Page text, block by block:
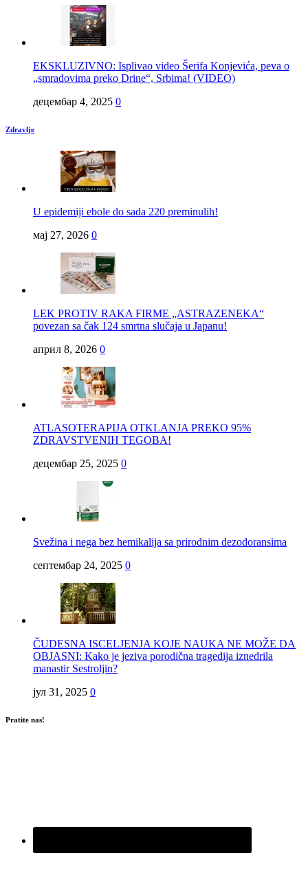
EKSKLUZIVNO: Isplivao video Šerifa Konjevića, peva o
„smradovima preko Drine“, Srbima! (VIDEO)
децембар 4, 2025 0
Zdravlje
U epidemiji ebole do sada 220 preminulih!
мај 27, 2026 0
LEK PROTIV RAKA FIRME „ASTRAZENEKA“
povezan sa čak 124 smrtna slučaja u Japanu!
април 8, 2026 0
ATLASOTERAPIJA OTKLANJA PREKO 95%
ZDRAVSTVENIH TEGOBA!
децембар 25, 2025 0
Svežina i nega bez hemikalija sa prirodnim dezodoransima
септембар 24, 2025 0
ČUDESNA ISCELJENJA KOJE NAUKA NE MOŽE DA
OBJASNI: Kako je jeziva porodična tragedija iznedrila
manastir Sestroljin?
јул 31, 2025 0
Pratite nas!